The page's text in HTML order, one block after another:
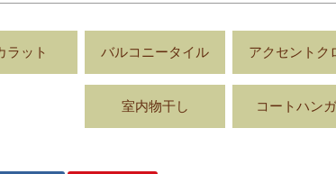
ラット バルコニータイル アクセントク
室内物干し コートハン